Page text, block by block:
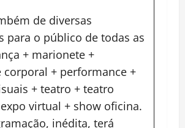
de diversas
para o público de todas as
+ marionete +
corporal + performance +
+ teatro + teatro
virtual + show oficina.
inédita, terá